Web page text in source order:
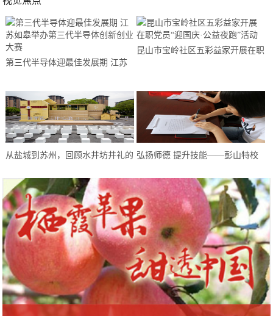
第三代半导体迎最佳发展期 江苏
赛
昆山市宝岭社区五彩益家开展在职
从盐城到苏州，回顾水井坊井礼的 弘扬师德 提升技能——彭山特校